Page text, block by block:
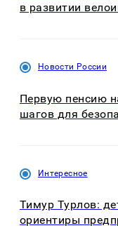
в развитии
Новости России
Первую пенсию
шагов для
Интересное
Тимур Турлов:
ориентиры